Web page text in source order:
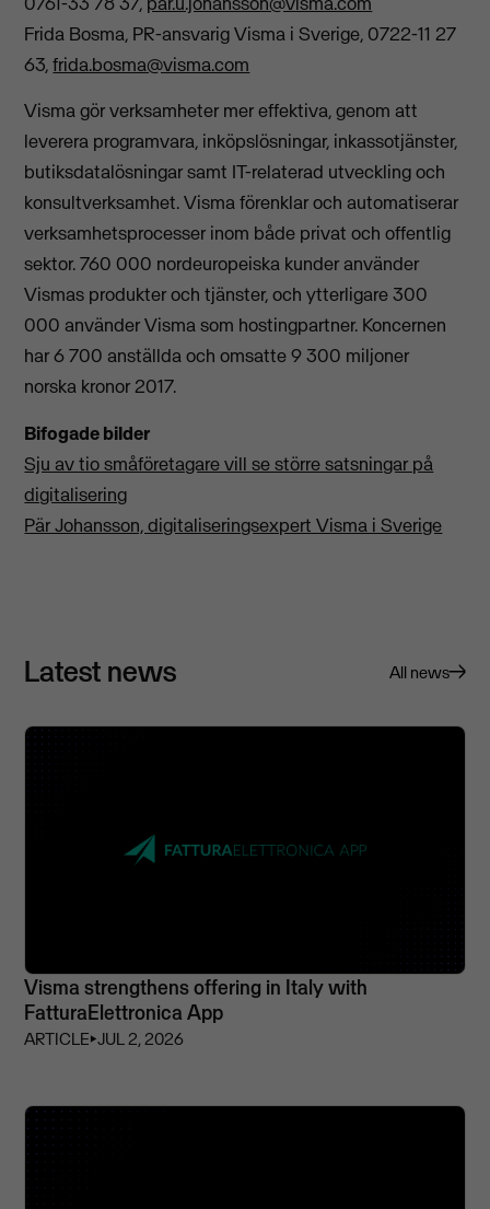
Frida Bosma, PR-ansvarig Visma i Sverige, 0722-11 27
63,frida.bosma@visma.com
Visma gör verksamheter mer effektiva, genom att
leverera programvara, inköpslösningar, inkassotjänster,
butiksdatalösningar samt IT-relaterad utveckling och
konsultverksamhet. Visma förenklar och automatiserar
verksamhetsprocesser inom både privat och offentlig
sektor. 760 000 nordeuropeiska kunder använder
Vismas produkter och tjänster, och ytterligare 300
000 använder Visma som hostingpartner. Koncernen
har 6 700 anställda och omsatte 9 300 miljoner
norska kronor 2017.
Bifogade bilder
Sju av tio småföretagare vill se större satsningar på
digitalisering
Pär Johansson, digitaliseringsexpert Visma i Sverige
Latest news All news
Visma strengthens offering in Italy with
FatturaElettronica App
ARTICLE⏵JUL 2, 2026